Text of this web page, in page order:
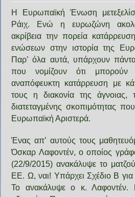
Η Ευρωπαϊκή Ένωση
Ράιχ.
Ενώ η ευρωζώνη
ακρίβεια την πορεία
ενώσεων στην ιστορία της
Παρ’ όλα αυτά, υπάρχουν
που νομίζουν ότι
αναπόφευκτη κατάρρευση με
τους η διακονία της άγνοιας,
διατεταγμένης σκοπιμότητας
Ευρωπαϊκή Αριστερά.
Ένας απ’ αυτούς τους
Όσκαρ Λαφοντέν, ο οποίος
(22/9/2015) ανακάλυψε το
ΕΕ. Ω, ναι! Υπάρχει Σχέδιο Β για
Το ανακάλυψε ο κ.